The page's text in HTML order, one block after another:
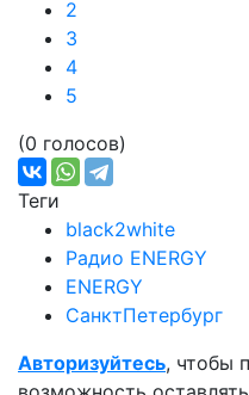
2
3
4
5
(0 голосов)
Теги
black2white
Радио ENERGY
ENERGY
СанктПетербург
Авторизуйтесь, чтобы